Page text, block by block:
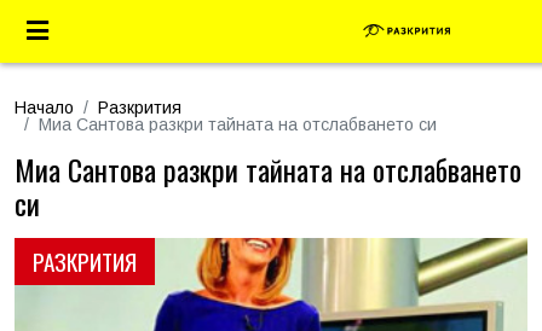
Начало
Разкрития
Миа Сантова разкри тайната на отслабването си
РАЗКРИТИЯ
Миа Сантова разкри тайната на отслабването
си